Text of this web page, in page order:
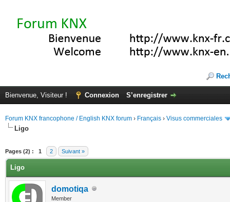
Bienvenue, Visiteur ! Connexion S’enregistrer
Forum KNX francophone / English KNX forum › Français › Visus commerciales
Ligo
Pages (2) : 1 2 Suivant »
Ligo
domotiqa
Member